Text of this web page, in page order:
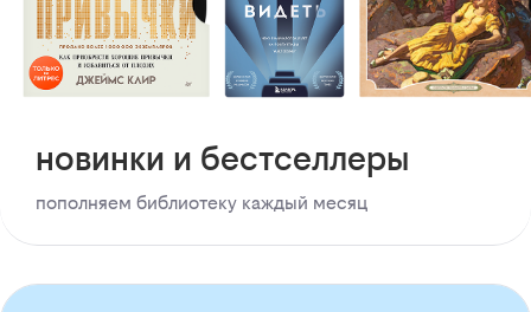
новинки и бестселлеры
пополняем библиотеку каждый месяц